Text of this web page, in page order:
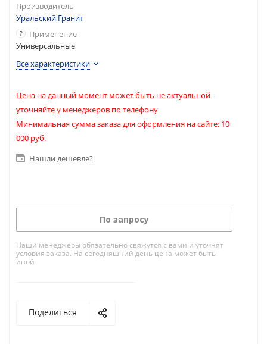
Производитель
Уральский Гранит
?
Применение
Универсальные
Все характеристики
Цена на данный момент может быть не актуальной -
уточняйте у менеджеров по телефону
Минимальная сумма заказа для оформления на сайте: 10
000 руб.
Нашли дешевле?
По запросу
Наши менеджеры обязательно свяжутся с вами и уточнят
условия заказа. На сегодняшний день цена может быть
иной
Поделиться